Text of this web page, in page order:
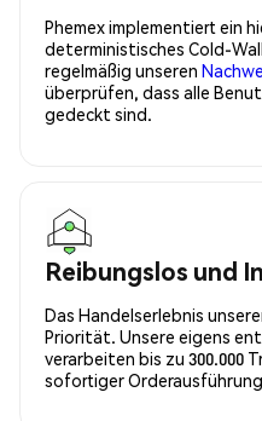
Phemex implementiert ein
deterministisches Cold-
regelmäßig unseren
überprüfen, dass alle
gedeckt sind.
Reibungslos und
Das Handelserlebnis
Priorität. Unsere eigens
verarbeiten bis zu 300.000
sofortiger